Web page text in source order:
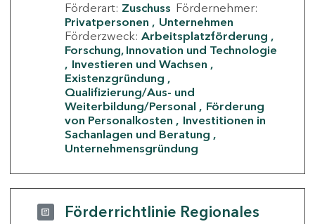
Förderart: Zuschuss Fördernehmer:
Privatpersonen
Unternehmen
Förderzweck: Arbeitsplatzförderung
Forschung, Innovation und Technologie
Investieren und Wachsen
Existenzgründung
Qualifizierung/Aus- und
Weiterbildung/Personal
Förderung
von Personalkosten
Investitionen in
Sachanlagen und Beratung
Unternehmensgründung
Förderrichtlinie Regionales